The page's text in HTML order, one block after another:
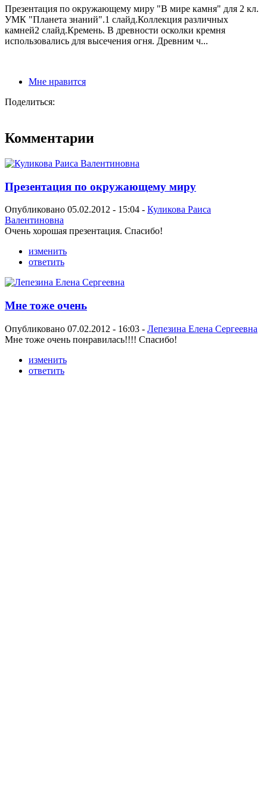
Презентация по окружающему миру "В мире камня" для 2 кл.
УМК "Планета знаний".1 слайд.Коллекция различных
камней2 слайд.Кремень. В древности осколки кремня
использовались для высечения огня. Древним ч...
Мне нравится
Поделиться:
Комментарии
Презентация по окружающему миру
Опубликовано 05.02.2012 - 15:04 - Куликова Раиса
Валентиновна
Очень хорошая презентация. Спасибо!
изменить
ответить
Мне тоже очень
Опубликовано 07.02.2012 - 16:03 - Лепезина Елена Сергеевна
Мне тоже очень понравилась!!!! Спасибо!
изменить
ответить